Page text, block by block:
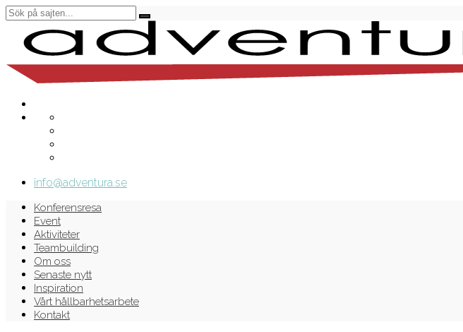
info@adventura.se
Konferensresa
Event
Aktiviteter
Teambuilding
Om oss
Senaste nytt
Inspiration
Vårt hållbarhetsarbete
Kontakt